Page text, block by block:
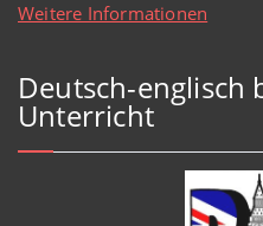
Weitere Informationen
Deutsch-englisch
Unterricht